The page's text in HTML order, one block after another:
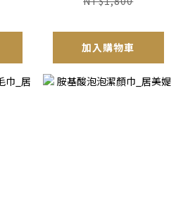
加入購物車